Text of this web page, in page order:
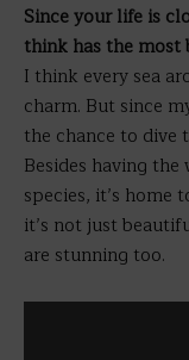
Since your life is
think has the
I think every sea
charm. But since
the chance to dive
Besides having
species, it’s home
it’s not just
are stunning too.